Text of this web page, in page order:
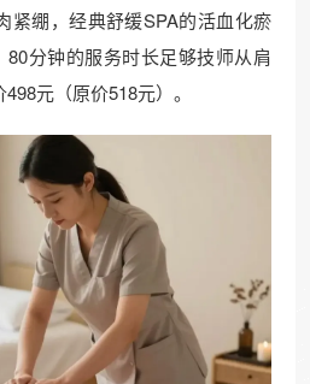
紧绷，经典舒缓SPA的活血化瘀
80分钟的服务时长足够技师从肩
元（原价518元）。